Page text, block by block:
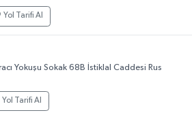
Yol Tarifi Al
Yokuşu Sokak 68B İstiklal Caddesi Rus
Yol Tarifi Al